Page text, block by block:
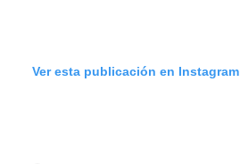
Ver esta publicación en Instagram